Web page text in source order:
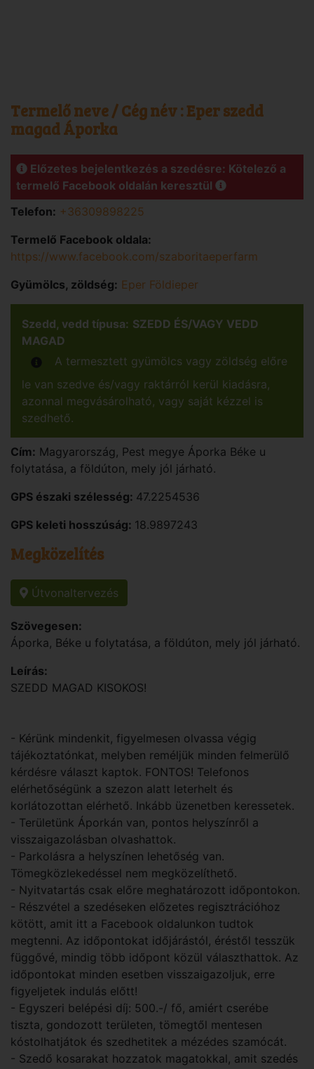
Termelő neve / Cég név : Eper szedd
magad Áporka
Előzetes bejelentkezés a szedésre: Kötelező a
termelő Facebook oldalán keresztül
Telefon: +36309898225
Termelő Facebook oldala:
https://www.facebook.com/szaboritaeperfarm
Gyümölcs, zöldség: Eper Földieper
Szedd, vedd típusa: SZEDD ÉS/VAGY VEDD
MAGAD
A termesztett gyümölcs vagy zöldség előre
le van szedve és/vagy raktárról kerül kiadásra,
azonnal megvásárolható, vagy saját kézzel is
szedhető.
Cím: Magyarország , Pest megye Áporka Béke u
folytatása, a földúton, mely jól járható.
GPS északi szélesség: 47.2254536
GPS keleti hosszúság: 18.9897243
Megközelítés
Útvonaltervezés
Szövegesen:
Áporka, Béke u folytatása, a földúton, mely jól járható.
Leírás:
SZEDD MAGAD KISOKOS!
- Kérünk mindenkit, figyelmesen olvassa végig
tájékoztatónkat, melyben reméljük minden felmerülő
kérdésre választ kaptok. FONTOS! Telefonos
elérhetőségünk a szezon alatt leterhelt és
korlátozottan elérhető. Inkább üzenetben keressetek.
- Területünk Áporkán van, pontos helyszínről a
visszaigazolásban olvashattok.
- Parkolásra a helyszínen lehetőség van.
Tömegközlekedéssel nem megközelíthető.
- Nyitvatartás csak előre meghatározott időpontokon.
- Részvétel a szedéseken előzetes regisztrációhoz
kötött, amit itt a Facebook oldalunkon tudtok
megtenni. Az időpontokat időjárástól, éréstől tesszük
függővé, mindig több időpont közül választhattok. Az
időpontokat minden esetben visszaigazoljuk, erre
figyeljetek indulás előtt!
- Egyszeri belépési díj: 500.-/ fő, amiért cserébe
tiszta, gondozott területen, tömegtől mentesen
kóstolhatjátok és szedhetitek a mézédes szamócát.
- Szedő kosarakat hozzatok magatokkal, amit szedés